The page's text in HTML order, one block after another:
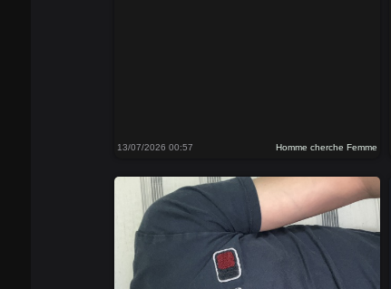
13/07/2026 00:57 Homme cherche Femme